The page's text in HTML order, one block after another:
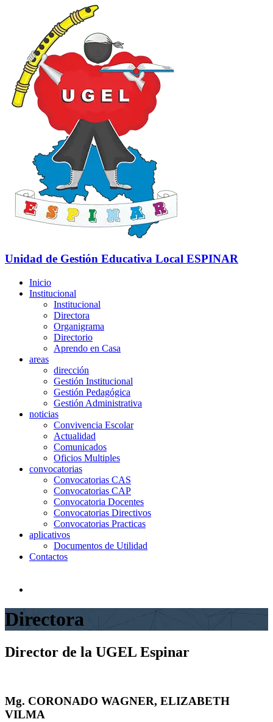
Unidad de Gestión Educativa Local ESPINAR
Inicio
Institucional
Institucional
Directora
Organigrama
Directorio
Aprendo en Casa
areas
dirección
Gestión Institucional
Gestión Pedagógica
Gestión Administrativa
noticias
Convivencia Escolar
Actualidad
Comunicados
Oficios Multiples
convocatorias
Convocatorias CAS
Convocatorias CAP
Convocatoria Docentes
Convocatorias Directivos
Convocatorias Practicas
aplicativos
Documentos de Utilidad
Contactos
Directora
Director de la UGEL Espinar
Mg. CORONADO WAGNER, ELIZABETH
VILMA